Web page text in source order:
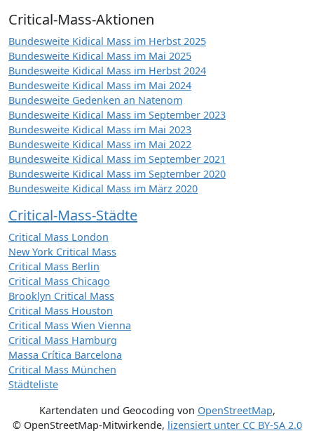
Critical-Mass-Aktionen
Bundesweite Kidical Mass im Herbst 2025
Bundesweite Kidical Mass im Mai 2025
Bundesweite Kidical Mass im Herbst 2024
Bundesweite Kidical Mass im Mai 2024
Bundesweite Gedenken an Natenom
Bundesweite Kidical Mass im September 2023
Bundesweite Kidical Mass im Mai 2023
Bundesweite Kidical Mass im Mai 2022
Bundesweite Kidical Mass im September 2021
Bundesweite Kidical Mass im September 2020
Bundesweite Kidical Mass im März 2020
Critical-Mass-Städte
Critical Mass London
New York Critical Mass
Critical Mass Berlin
Critical Mass Chicago
Brooklyn Critical Mass
Critical Mass Houston
Critical Mass Wien Vienna
Critical Mass Hamburg
Massa Crítica Barcelona
Critical Mass München
Städteliste
Kartendaten und Geocoding von OpenStreetMap,
© OpenStreetMap-Mitwirkende, lizensiert unter CC BY-SA 2.0